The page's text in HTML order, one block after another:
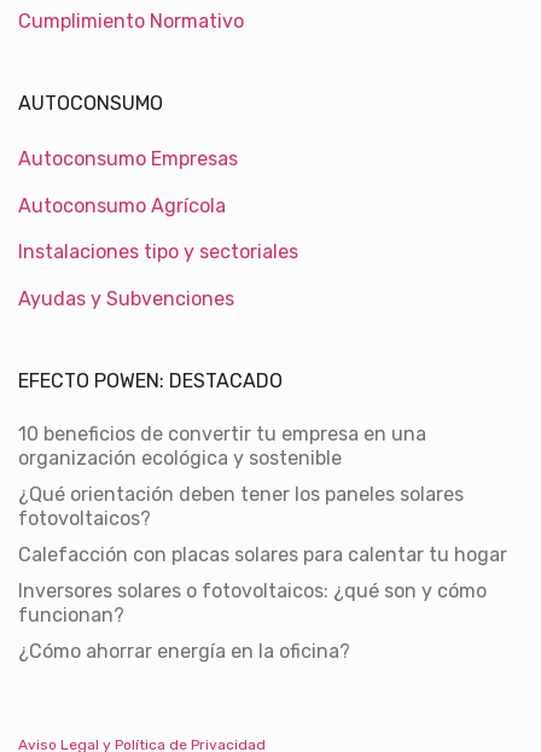
Cumplimiento Normativo
AUTOCONSUMO
Autoconsumo Empresas
Autoconsumo Agrícola
Instalaciones tipo y sectoriales
Ayudas y Subvenciones
EFECTO POWEN: DESTACADO
10 beneficios de convertir tu empresa en una
organización ecológica y sostenible
¿Qué orientación deben tener los paneles solares
fotovoltaicos?
Calefacción con placas solares para calentar tu hogar
Inversores solares o fotovoltaicos: ¿qué son y cómo
funcionan?
¿Cómo ahorrar energía en la oficina?
Aviso Legal y Política de Privacidad